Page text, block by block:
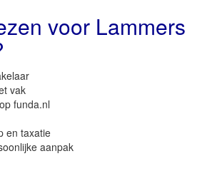
voor Lammers
vak
funda.nl
en taxatie
aanpak